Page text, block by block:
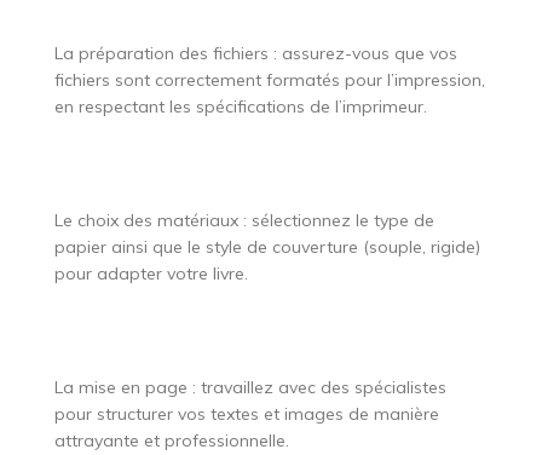
La préparation des fichiers : assurez-vous que vos
fichiers sont correctement formatés pour l’impression,
en respectant les spécifications de l’imprimeur.
Le choix des matériaux : sélectionnez le type de
papier ainsi que le style de couverture (souple, rigide)
pour adapter votre livre.
La mise en page : travaillez avec des spécialistes
pour structurer vos textes et images de manière
attrayante et professionnelle.